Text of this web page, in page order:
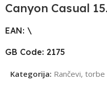
Canyon Casual
EAN: \
GB Code: 2175
Kategorija: Rančevi,